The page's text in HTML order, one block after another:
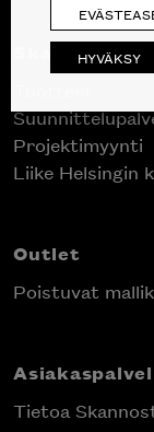
Skanno
Projektimyynti
Liike Helsingin
Outlet
Poistuvat
Tietoa
HYVÄKSY